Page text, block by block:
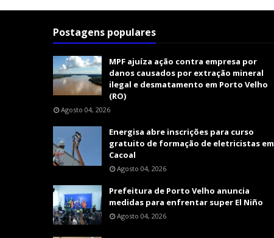
Postagens populares
MPF ajuíza ação contra empresa por
danos causados por extração mineral
ilegal e desmatamento em Porto Velho
(RO)
Agosto 04, 2026
Energisa abre inscrições para curso
gratuito de formação de eletricistas em
Cacoal
Agosto 04, 2026
Prefeitura de Porto Velho anuncia
medidas para enfrentar super El Niño
Agosto 04, 2026